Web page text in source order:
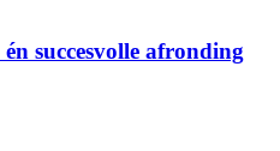
succesvolle afronding